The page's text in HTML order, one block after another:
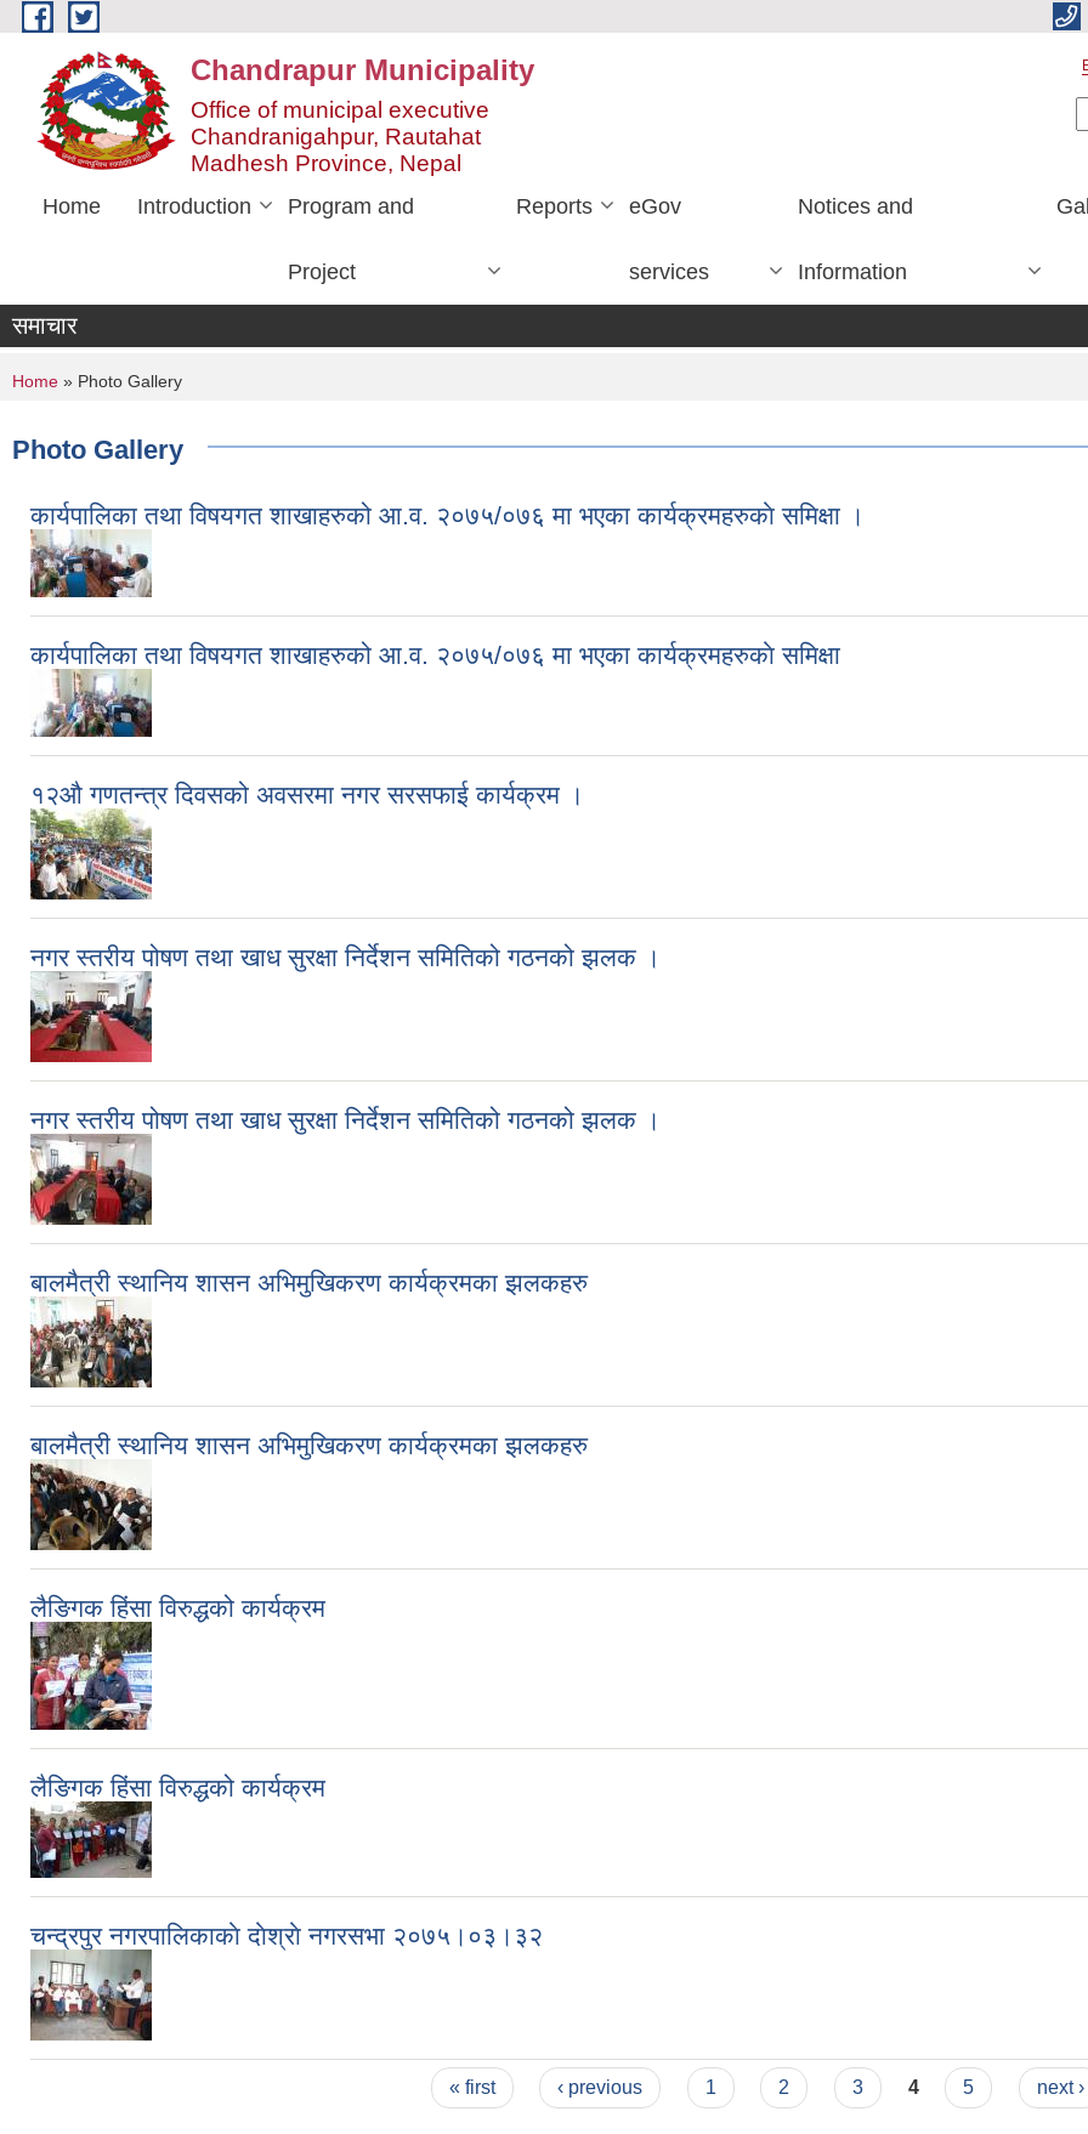
Skip to main content
Chandrapur Municipality
Office of municipal executive
Chandranigahpur, Rautahat
Madhesh Province, Nepal
Home Introduction Program and
Project
Reports eGov
services
Notices and
Information
समाचार
You are here
Home » Photo Gallery
Photo Gallery
कार्यपालिका तथा विषयगत शाखाहरुको आ.व. २०७५/०७६ मा भएका कार्यक्रमहरुकाे समिक्षा ।
कार्यपालिका तथा विषयगत शाखाहरुको आ.व. २०७५/०७६ मा भएका कार्यक्रमहरुकाे समिक्षा
१२औ गणतन्त्र दिवसको अवसरमा नगर सरसफाई कार्यक्रम ।
नगर स्तरीय पोषण तथा खाध सुरक्षा निर्देशन समितिको गठनको झलक ।
नगर स्तरीय पोषण तथा खाध सुरक्षा निर्देशन समितिको गठनको झलक ।
बालमैत्री स्थानिय शासन अभिमुखिकरण कार्यक्रमका झलकहरु
बालमैत्री स्थानिय शासन अभिमुखिकरण कार्यक्रमका झलकहरु
लैङिगक हिंसा विरुद्धको कार्यक्रम
लैङिगक हिंसा विरुद्धको कार्यक्रम
चन्द्रपुर नगरपालिकाकाे दाेश्राे नगरसभा २०७५।०३।३२
« first ‹ previous 1 2 3 4 5 next ›